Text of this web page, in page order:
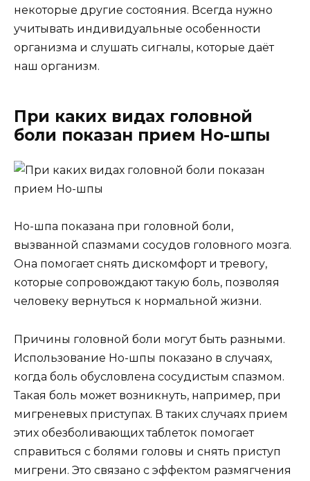
некоторые другие состояния. Всегда нужно
учитывать индивидуальные особенности
организма и слушать сигналы, которые даёт
наш организм.
При каких видах головной
боли показан прием Но-шпы
Но-шпа показана при головной боли,
вызванной спазмами сосудов головного мозга.
Она помогает снять дискомфорт и тревогу,
которые сопровождают такую боль, позволяя
человеку вернуться к нормальной жизни.
Причины головной боли могут быть разными.
Использование Но-шпы показано в случаях,
когда боль обусловлена сосудистым спазмом.
Такая боль может возникнуть, например, при
мигреневых приступах. В таких случаях прием
этих обезболивающих таблеток помогает
справиться с болями головы и снять приступ
мигрени. Это связано с эффектом размягчения